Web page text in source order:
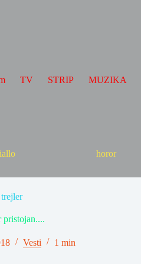
TV STRIP MUZIKA
horor
pristojan....
Vesti 1 min